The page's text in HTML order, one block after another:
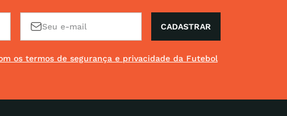
CADASTRAR
os termos de segurança e privacidade da Futebol